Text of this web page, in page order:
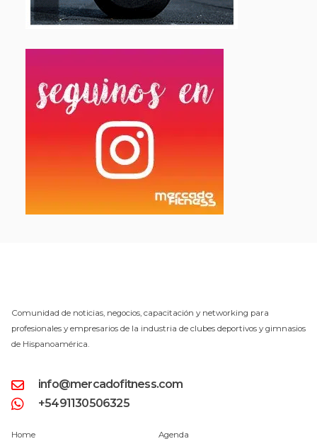
Comunidad de noticias, negocios, capacitación y networking para
profesionales y empresarios de la industria de clubes deportivos y gimnasios
de Hispanoamérica.
info@mercadofitness.com
+5491130506325
Home Agenda